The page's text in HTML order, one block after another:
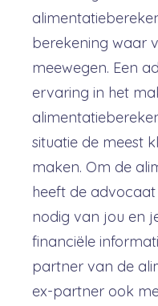
berekening waar
meewegen. Een
ervaring in het
situatie de meest
maken. Om de
heeft de
nodig van jou en
financiële
partner van de
ex-partner ook